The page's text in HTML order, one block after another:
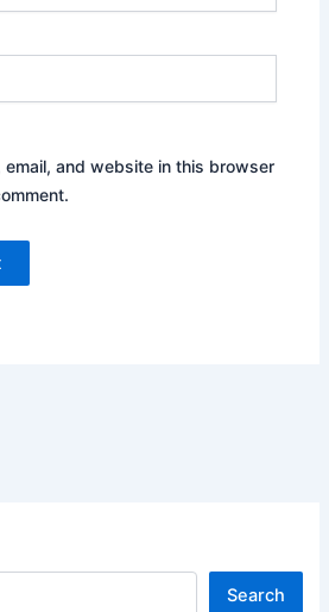
email, and website in this browser
Search